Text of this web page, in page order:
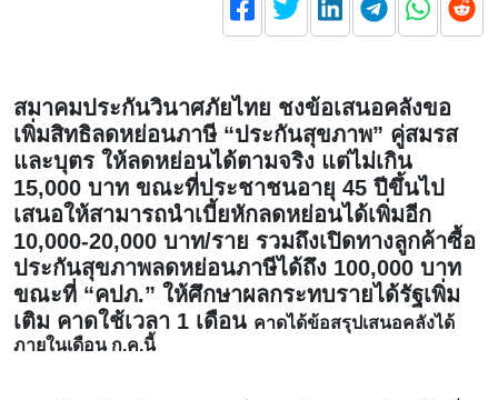
สมาคมประกันวินาศภัยไทย ชงข้อเสนอคลังขอ
เพิ่มสิทธิลดหย่อนภาษี “ประกันสุขภาพ” คู่สมรส
และบุตร ให้ลดหย่อนได้ตามจริง แต่ไม่เกิน
15,000 บาท ขณะที่ประชาชนอายุ 45 ปีขึ้นไป
เสนอให้สามารถนำเบี้ยหักลดหย่อนได้เพิ่มอีก
10,000-20,000 บาท/ราย รวมถึงเปิดทางลูกค้าซื้อ
ประกันสุขภาพลดหย่อนภาษีได้ถึง 100,000 บาท
ขณะที่ “คปภ.” ให้ศึกษาผลกระทบรายได้รัฐเพิ่ม
เติม คาดใช้เวลา 1 เดือน คาดได้ข้อสรุปเสนอคลังได้
ภายในเดือน ก.ค.นี้